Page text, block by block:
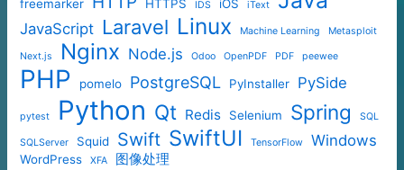
freemarker HTTPS IDS iOS iText
JavaScript Laravel Linux Machine Learning Metasploit
Next.js Nginx Node.js Odoo OpenPDF PDF peewee
PHP pomelo PostgreSQL PyInstaller PySide
pytest Python Qt Redis Selenium Spring SQL
SQLServer Squid Swift SwiftUI TensorFlow Windows
WordPress XFA 图像处理